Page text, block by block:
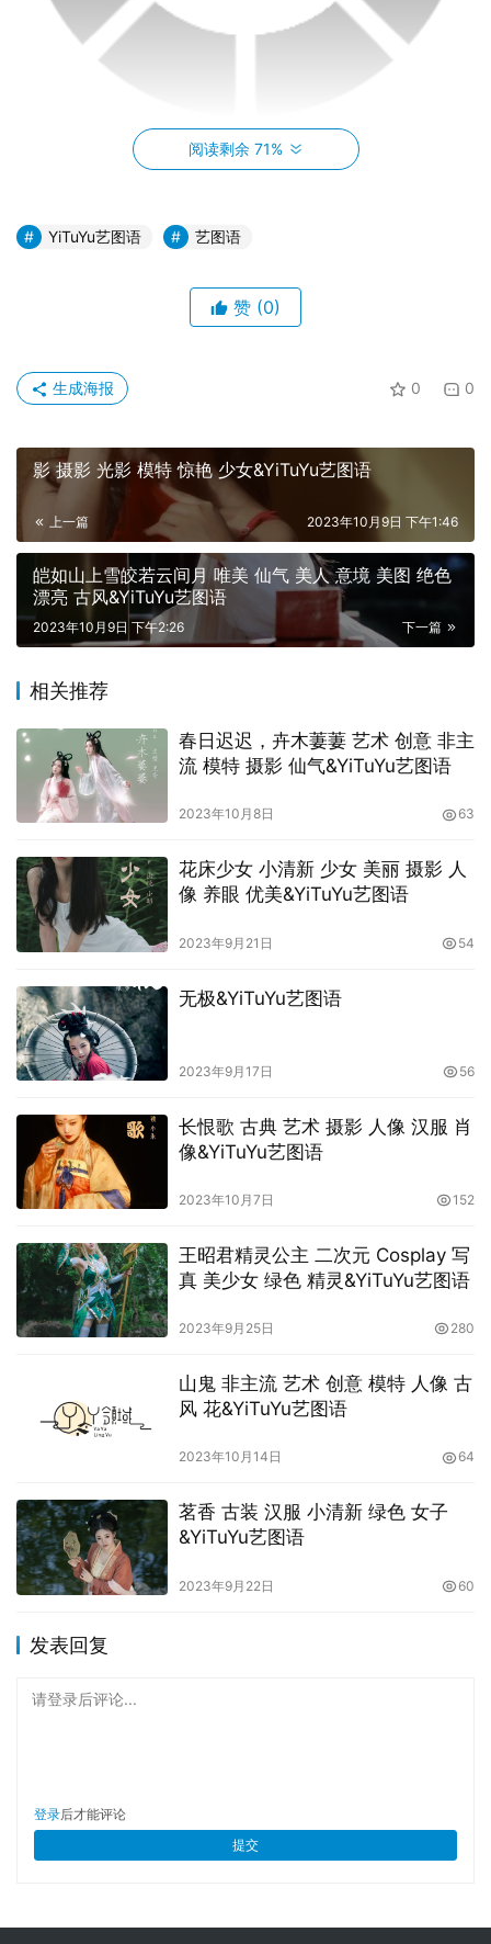
阅读剩余 71%
YiTuYu艺图语 艺图语
赞 (0)
0 0
生成海报
影 摄影 光影 模特 惊艳 少女&YiTuYu艺图语
上一篇 2023年10月9日 下午1:46
皑如山上雪皎若云间月 唯美 仙气 美人 意境 美图 绝色
漂亮 古风&YiTuYu艺图语
下一篇
2023年10月9日 下午2:26
相关推荐
春日迟迟，卉木萋萋 艺术 创意 非主
流 模特 摄影 仙气&YiTuYu艺图语
2023年10月8日 63
花床少女 小清新 少女 美丽 摄影 人
像 养眼 优美&YiTuYu艺图语
2023年9月21日 54
无极&YiTuYu艺图语
2023年9月17日 56
长恨歌 古典 艺术 摄影 人像 汉服 肖
像&YiTuYu艺图语
2023年10月7日 152
王昭君精灵公主 二次元 Cosplay 写
真 美少女 绿色 精灵&YiTuYu艺图语
2023年9月25日 280
山鬼 非主流 艺术 创意 模特 人像 古
风 花&YiTuYu艺图语
2023年10月14日 64
茗香 古装 汉服 小清新 绿色 女子
&YiTuYu艺图语
2023年9月22日 60
发表回复
请登录后评论...
登录后才能评论
提交